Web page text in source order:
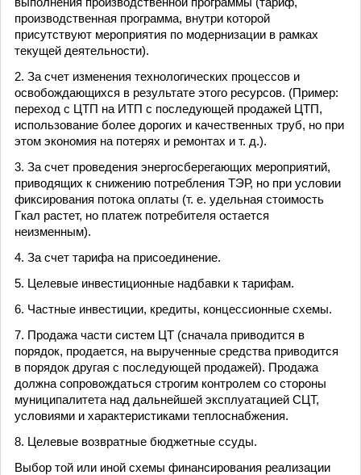
производственная программа, внутри которой
присутствуют мероприятия по модернизации в рамках
текущей деятельности).
2. За счет изменения технологических процессов и
освобождающихся в результате этого ресурсов. (Пример:
переход с ЦТП на ИТП с последующей продажей ЦТП,
использование более дорогих и качественных труб, но при
этом экономия на потерях и ремонтах и т. д.).
3. За счет проведения энергосберегающих мероприятий,
приводящих к снижению потребления ТЭР, но при условии
фиксирования потока оплаты (т. е. удельная стоимость
Гкал растет, но платеж потребителя остается
неизменным).
4. За счет тарифа на присоединение.
5. Целевые инвестиционные надбавки к тарифам.
6. Частные инвестиции, кредиты, концессионные схемы.
7. Продажа части систем ЦТ (сначала приводится в
порядок, продается, на вырученные средства приводится
в порядок другая с последующей продажей). Продажа
должна сопровождаться строгим контролем со стороны
муниципалитета над дальнейшей эксплуатацией СЦТ,
условиями и характеристиками теплоснабжения.
8. Целевые возвратные бюджетные ссуды.
Выбор той или иной схемы финансирования реализации